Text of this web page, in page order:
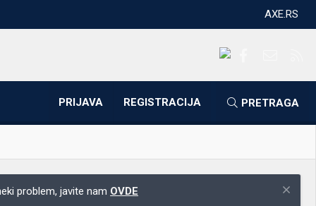
AXE.RS
PRIJAVA REGISTRACIJA PRETRAGA
problem, javite nam OVDE